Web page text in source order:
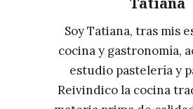
Soy Tatiana, tras mis
cocina y gastronomía,
estudio pastelería y
Reivindico la cocina